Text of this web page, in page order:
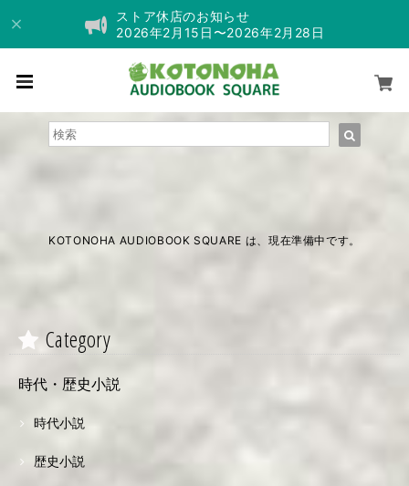
ストア休店のお知らせ
2026年2月15日〜2026年2月28日
KOTONOHA AUDIOBOOK SQUARE は、現在準備中です。
Category
時代・歴史小説
時代小説
歴史小説